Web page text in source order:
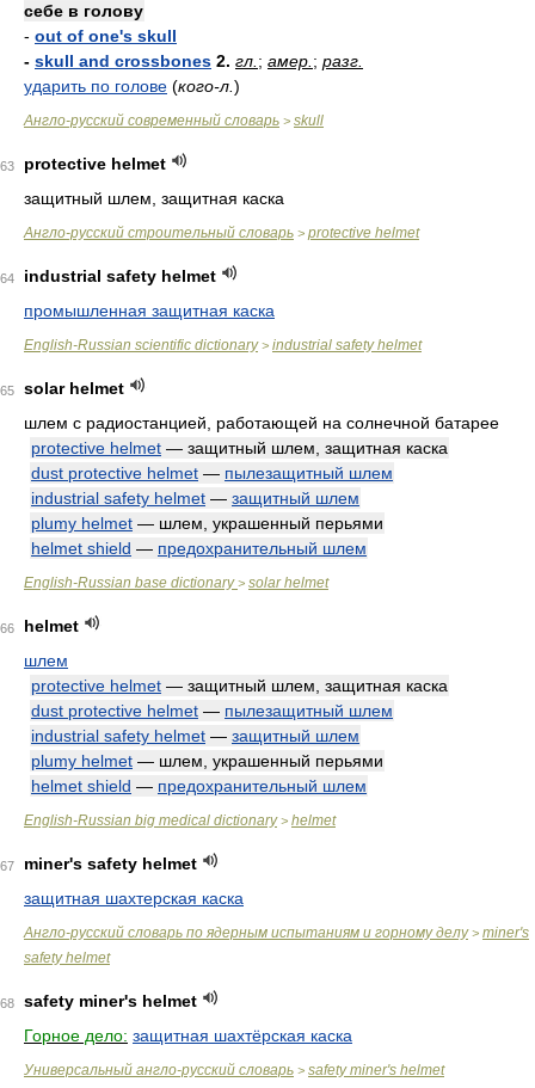
себе в голову
- out of one's skull
- skull and crossbones 2. гл. ; амер. ; разг.
ударить по голове (кого-л. )
Англо-русский современный словарь > skull
63
protective helmet
защитный шлем, защитная каска
Англо-русский строительный словарь > protective helmet
64
industrial safety helmet
промышленная защитная каска
English-Russian scientific dictionary> industrial safety helmet
65
solar helmet
шлем с радиостанцией, работающей на солнечной батарее
protective helmet — защитный шлем, защитная каска
dust protective helmet — пылезащитный шлем
industrial safety helmet — защитный шлем
plumy helmet — шлем, украшенный перьями
helmet shield — предохранительный шлем
English-Russian base dictionary> solar helmet
66
helmet
шлем
protective helmet — защитный шлем, защитная каска
dust protective helmet — пылезащитный шлем
industrial safety helmet — защитный шлем
plumy helmet — шлем, украшенный перьями
helmet shield — предохранительный шлем
English-Russian big medical dictionary> helmet
67
miner's safety helmet
защитная шахтерская каска
Англо-русский словарь по ядерным испытаниям и горному делу> miner's
safety helmet
68
safety miner's helmet
Горное дело: защитная шахтёрская каска
Универсальный англо-русский словарь > safety miner's helmet